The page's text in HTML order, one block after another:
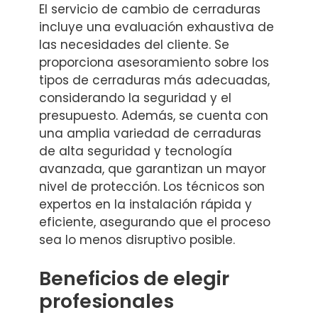
El servicio de cambio de cerraduras
incluye una evaluación exhaustiva de
las necesidades del cliente. Se
proporciona asesoramiento sobre los
tipos de cerraduras más adecuadas,
considerando la seguridad y el
presupuesto. Además, se cuenta con
una amplia variedad de cerraduras
de alta seguridad y tecnología
avanzada, que garantizan un mayor
nivel de protección. Los técnicos son
expertos en la instalación rápida y
eficiente, asegurando que el proceso
sea lo menos disruptivo posible.
Beneficios de elegir
profesionales